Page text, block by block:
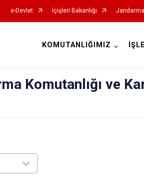
e-Devlet İçişleri Bakanlığı Jandarma
KOMUTANLIĞIMIZ
Komutanlığı ve